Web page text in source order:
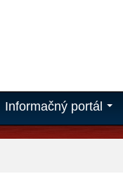
Informačný portál